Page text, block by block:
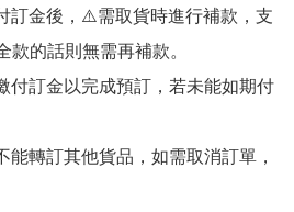
訂金後，⚠️需取貨時進行補款，支
的話則無需再補款。
付訂金以完成預訂，若未能如期付
能轉訂其他貨品，如需取消訂單，